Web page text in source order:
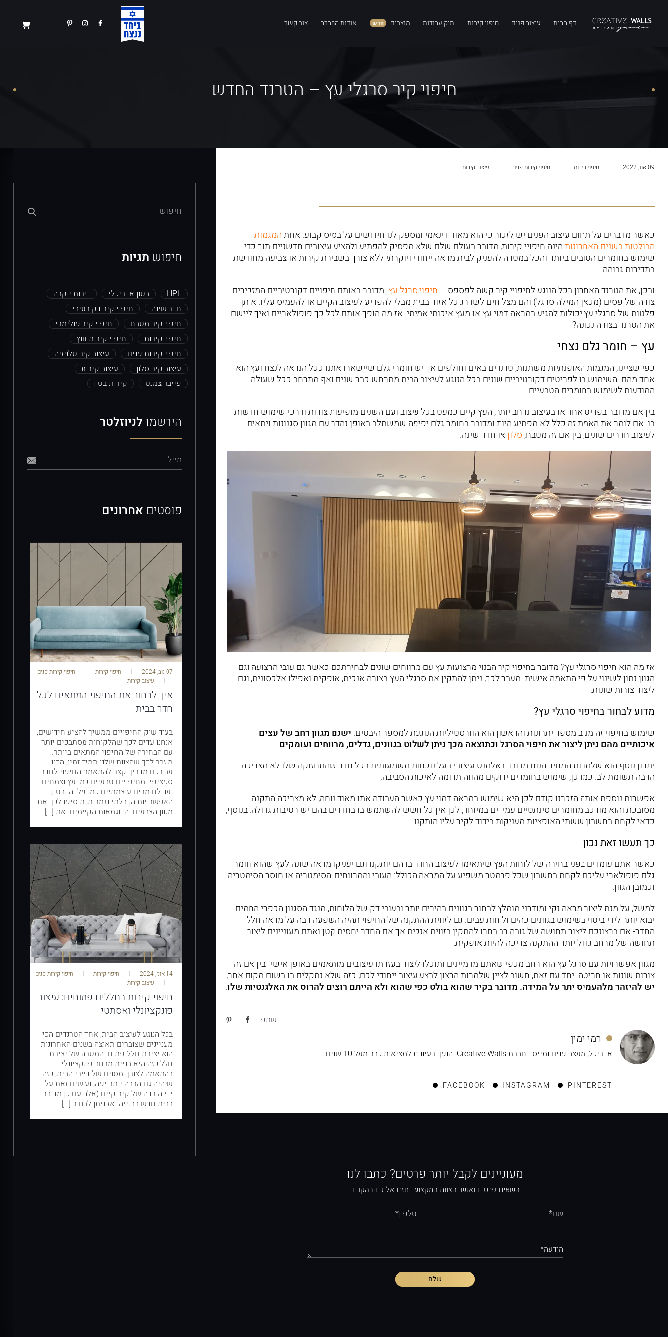
דף הבית עיצוב פנים חיפוי קירות תיק עבודות מוצרים חדש אודות החברה צור קשר
חיפוי קיר סרגלי עץ – הטרנד החדש
09 אוג, 2022 חיפוי קירות חיפוי קירות פנים עיצוב קירות
כאשר מדברים על תחום עיצוב הפנים יש לזכור כי הוא מאוד דינאמי ומספק לנו חידושים על בסיס קבוע. אחתהמגמות
הבולטות בשנים האחרונותהינה חיפויי קירות, מדובר בעולם שלם שלא מפסיק להפתיע ולהציע עיצובים חדשניים תוך כדי
שימוש בחומרים הטובים ביותר והכל במטרה להעניק לבית מראה ייחודי ויוקרתי ללא צורך בשבירת קירות או צביעה מחודשת
בתדירות גבוהה.
ובכן, את הטרנד האחרון בכל הנוגע לחיפויי קיר קשה לפספס – חיפוי סרגל עץ. מדובר באותם חיפויים דקורטיביים המזכירים
צורה של פסים (מכאן המילה סרגל) והם מצליחים לשדרג כל אזור בבית מבלי להפריע לעיצוב הקיים או להעמיס עליו. אותן
פלטות של סרגלי עץ יכולות להגיע במראה דמוי עץ או מעץ איכותי אמיתי. אז מה הופך אותם לכל כך פופולאריים ואיך ליישם
את הטרנד בצורה נכונה?
עץ – חומר גלם נצחי
כפי שציינו, המגמות האופנתיות משתנות, טרנדים באים וחולפים אך יש חומרי גלם שיישארו אתנו ככל הנראה לנצח ועץ הוא
אחד מהם. השימוש בו לפריטים דקורטיביים שונים בכל הנוגע לעיצוב הבית מתרחש כבר שנים ואף מתרחב ככל שעולה
המודעות לשימוש בחומרים הטבעיים.
בין אם מדובר בפריט אחד או בעיצוב נרחב יותר, העץ קיים כמעט בכל עיצוב ועם השנים מופיעות צורות ודרכי שימוש חדשות
בו. אם לומר את האמת זה כלל לא מפתיע היות ומדובר בחומר גלם יפיפה שמשתלב באופן נהדר עם מגוון סגנונות ויתאים
לעיצוב חדרים שונים, בין אם זה מטבח,סלוןאו חדר שינה.
אז מה הוא חיפוי סרגלי עץ? מדובר בחיפוי קיר הבנוי מרצועות עץ עם מרווחים שונים לבחירתכם כאשר גם עובי הרצועה וגם
הגוון נתון לשינוי על פי התאמה אישית. מעבר לכך, ניתן להתקין את סרגלי העץ בצורה אנכית, אופקית ואפילו אלכסונית, וגם
ליצור צורות שונות.
מדוע לבחור בחיפוי סרגלי עץ?
שימוש בחיפוי זה מניב מספר יתרונות והראשון הוא הוורסטיליות הנוגעת למספר היבטים. ישנם מגוון רחב של עצים
איכותיים מהם ניתן ליצור את חיפוי הסרגל וכתוצאה מכך ניתן לשלוט בגוונים, גדלים, מרווחים ועומקים.
יתרון נוסף הוא שלמרות המחיר הנוח מדובר באלמנט עיצובי בעל נוכחות משמעותית בכל חדר שהתחזוקה שלו לא מצריכה
הרבה תשומת לב. כמו כן, שימוש בחומרים ירוקים מהווה תרומה לאיכות הסביבה.
אפשרות נוספת אותה הזכרנו קודם לכן היא שימוש במראה דמוי עץ כאשר העבודה אתו מאוד נוחה, לא מצריכה התקנה
מסובכת והוא מורכב מחומרים סינתטיים עמידים במיוחד, לכן אין כל חשש להשתמש בו בחדרים בהם יש רטיבות גדולה. בנוסף,
כדאי לקחת בחשבון ששתי האופציות מעניקות בידוד לקיר עליו הותקנו.
כך תעשו זאת נכון
כאשר אתם עומדים בפני בחירה של לוחות העץ שיתאימו לעיצוב החדר בו הם יותקנו וגם יעניקו מראה שונה לעץ שהוא חומר
גלם פופולארי עליכם לקחת בחשבון שכל פרמטר משפיע על המראה הכולל: העובי והמרווחים, הסימטריה או חוסר הסימטריה
וכמובן הגוון.
למשל, על מנת ליצור מראה נקי ומודרני מומלץ לבחור בגוונים בהירים יותר ובעובי דק של הלוחות, מנגד הסגנון הכפרי החמים
יבוא יותר לידי ביטוי בשימוש בגוונים כהים ולוחות עבים. גם לזווית ההתקנה של החיפוי תהיה השפעה רבה על מראה חלל
החדר- אם ברצונכם ליצור תחושה של גובה רב בחרו להתקין בזווית אנכית אך אם החדר יחסית קטן ואתם מעוניינים ליצור
תחושה של מרחב גדול יותר ההתקנה צריכה להיות אופקית.
מגוון אפשרויות עם סרגל עץ הוא רחב מכפי שאתם מדמיינים ותוכלו ליצור בעזרתו עיצובים מותאמים באופן אישי- בין אם זה
צורות שונות או חריטה. יחד עם זאת, חשוב לציין שלמרות הרצון לבצע עיצוב ייחודי לכם, כזה שלא נתקלים בו בשום מקום אחר,
יש להיזהר מלהעמיס יתר על המידה. מדובר בקיר שהוא בולט כפי שהוא ולא הייתם רוצים להרוס את האלגנטיות שלו.
שתפו:
רמי ימין
אדריכל, מעצב פנים ומייסד חברת Creative Walls. הופך רעיונות למציאות כבר מעל 10 שנים.
PINTEREST
INSTAGRAM
FACEBOOK
מעוניינים לקבל יותר פרטים? כתבו לנו
השאירו פרטים ואנשי הצוות המקצועי יחזרו אליכם בהקדם.
שם* טלפון*
הודעה*
שלח
חיפוש
חיפוש תגיות
HPL בטון אדריכלי
דירות יוקרה
חדר שינה
חיפוי קיר דקורטיבי
חיפוי קיר מטבח
חיפוי קיר פולימרי
חיפוי קירות
חיפוי קירות חוץ
חיפוי קירות פנים
עיצוב קיר טלויזיה
עיצוב קיר סלון
עיצוב קירות
פייבר צמנט
קירות בטון
הירשמו לניוזלטר
מייל
פוסטים אחרונים
07 נוב, 2024 חיפוי קירות
חיפוי קירות פנים
עיצוב קירות
איך לבחור את החיפוי המתאים לכל
חדר בבית
בעוד שוק החיפויים ממשיך להציע חידושים,
אנחנו עדים לכך שהלקוחות מסתבכים יותר
עם הבחירה של החיפוי המתאים ביותר.
מעבר לכך שהצוות שלנו תמיד זמין, הכנו
עבורכם מדריך קצר להתאמת החיפוי לחדר
ספציפי. מחיפויים טבעיים כמו עץ וצמחים
ועד לחומרים עוצמתיים כמו פלדה ובטון,
האפשרויות הן בלתי נגמרות, תוסיפו לכך את
מגוון הצבעים והדוגמאות הקיימים ואת […]
14 אוק, 2024 חיפוי קירות
חיפוי קירות פנים
עיצוב קירות
חיפוי קירות בחללים פתוחים: עיצוב
פונקציונלי ואסתטי
בכל הנוגע לעיצוב הבית, אחד הטרנדים הכי
מעניינים שצוברים תאוצה בשנים האחרונות
הוא יצירת חלל פתוח. המטרה של יצירת
חלל כזה היא בניית מרחב פונקציונלי
בהתאמה לצורך מסוים של דיירי הבית, כזה
שיהיה גם הרבה יותר יפה, ועושים זאת על
ידי הורדה של קיר קיים (אלה עם כן מדובר
בבית חדש בבנייה ואז ניתן לבחור […]